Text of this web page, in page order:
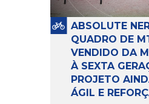
ABSOLUTE
QUADRO DE
VENDIDO DA
À SEXTA
PROJETO
ÁGIL E